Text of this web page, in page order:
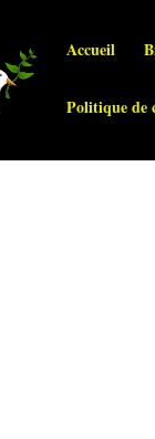
Accueil
Politique de